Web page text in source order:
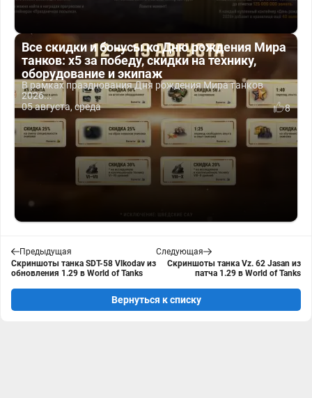
Все скидки и бонусы ко Дню рождения Мира
танков: x5 за победу, скидки на технику,
оборудование и экипаж
В рамках празднования Дня рождения Мира танков
2026...
05 августа, среда
8
Предыдущая
Скриншоты танка SDT-58 Vlkodav из
обновления 1.29 в World of Tanks
Следующая
Скриншоты танка Vz. 62 Jasan из
патча 1.29 в World of Tanks
Вернуться к списку